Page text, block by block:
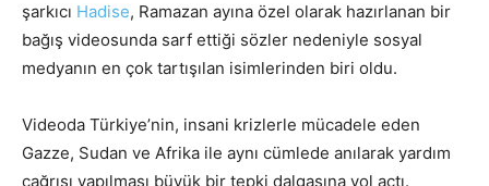
şarkıcı Hadise, Ramazan ayına özel olarak hazırlanan bir
bağış videosunda sarf ettiği sözler nedeniyle sosyal
medyanın en çok tartışılan isimlerinden biri oldu.
Videoda Türkiye’nin, insani krizlerle mücadele eden
Gazze, Sudan ve Afrika ile aynı cümlede anılarak yardım
çağrısı yapılması büyük bir tepki dalgasına yol açtı.